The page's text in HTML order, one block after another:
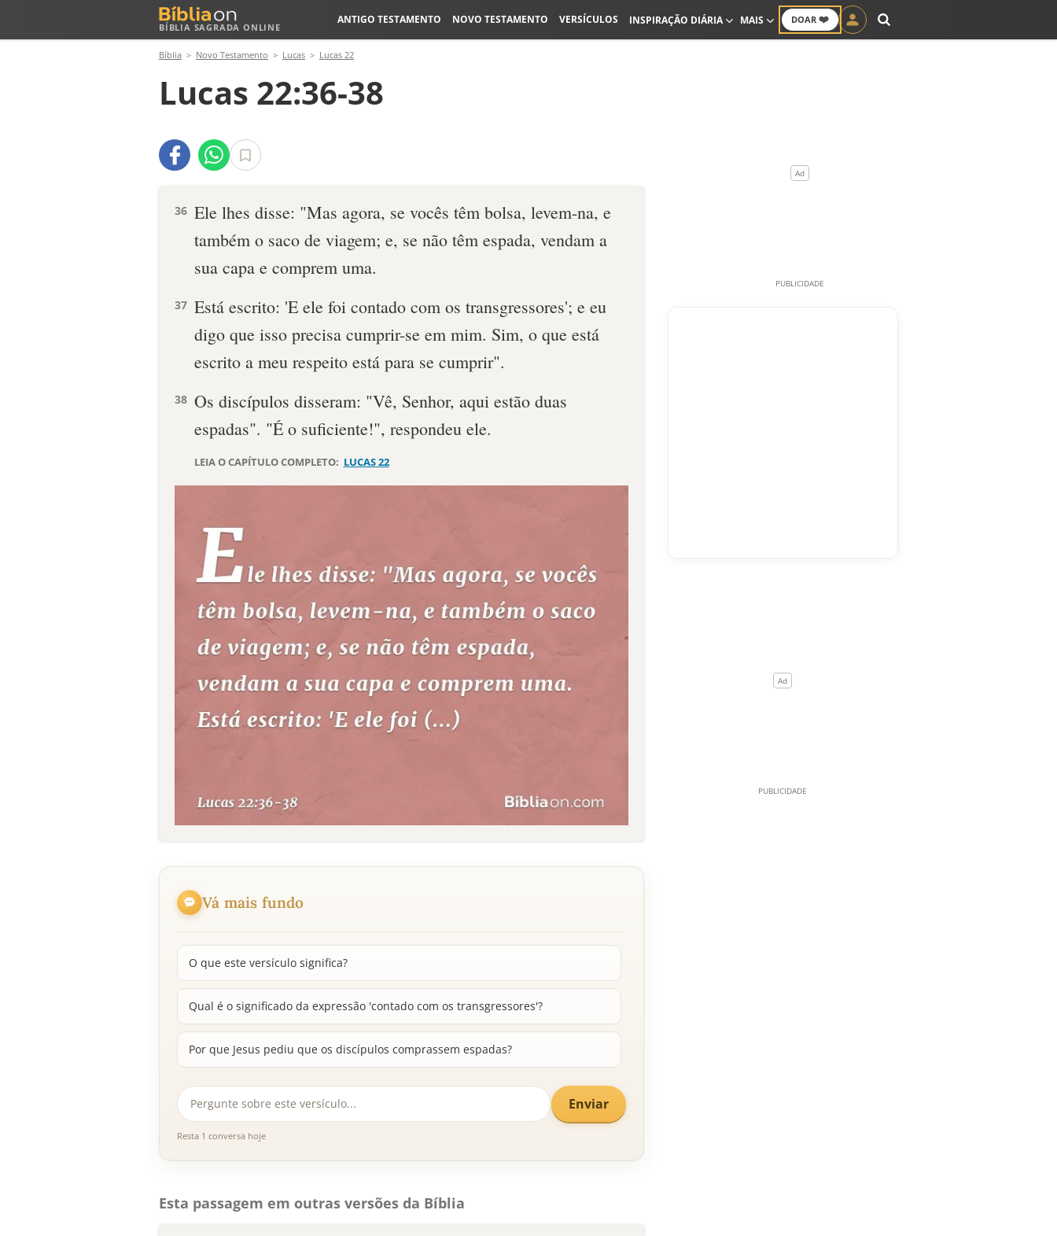
BÍBLIA SAGRADA ONLINE
DOAR ❤️
ANTIGO TESTAMENTO NOVO TESTAMENTO VERSÍCULOS INSPIRAÇÃO DIÁRIA MAIS
Bíblia Novo Testamento Lucas Lucas 22
Lucas 22:36-38
36 Ele lhes disse: "Mas agora, se vocês têm bolsa, levem-na, e
também o saco de viagem; e, se não têm espada, vendam a
sua capa e comprem uma.
37 Está escrito: 'E ele foi contado com os transgressores'; e eu
digo que isso precisa cumprir-se em mim. Sim, o que está
escrito a meu respeito está para se cumprir".
38 Os discípulos disseram: "Vê, Senhor, aqui estão duas
espadas". "É o suficiente!", respondeu ele.
LEIA O CAPÍTULO COMPLETO: LUCAS 22
Vá mais fundo
O que este versículo significa?
Qual é o significado da expressão 'contado com os transgressores'?
Por que Jesus pediu que os discípulos comprassem espadas?
Enviar
Resta 1 conversa hoje
Esta passagem em outras versões da Bíblia